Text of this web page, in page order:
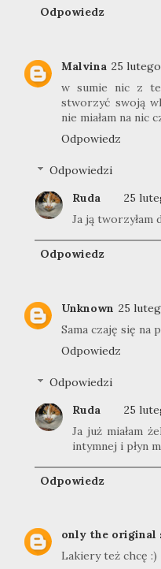
Odpowiedz
Malvina 25 lutego
w sumie nic z
stworzyć swoją
nie miałam na nic
Odpowiedz
Odpowiedzi
Ruda
25
Ja ją tworzyłam
Odpowiedz
Unknown 25
Sama czaję się na
Odpowiedz
Odpowiedzi
Ruda
25
Ja już miałam
intymnej i płyn
Odpowiedz
only the original
Lakiery też chcę :)